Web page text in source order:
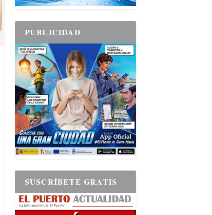
PUBLICIDAD
SUSCRÍBETE GRATIS